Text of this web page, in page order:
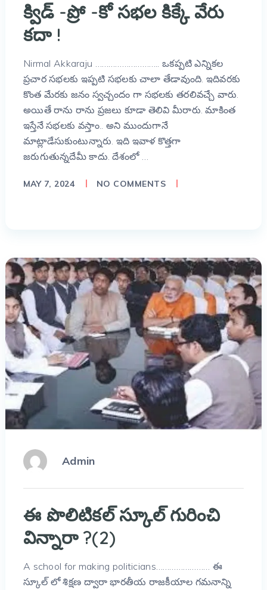
క్విడ్ -ప్రో -కో సభల కిక్కే వేరు
కదా !
Nirmal Akkaraju ……………………….. ఒకప్పటి ఎన్నికల
ప్రచార సభలకు ఇప్పటి సభలకు చాలా తేడావుంది. ఇదివరకు
కొంత మేరకు జనం స్వచ్చందం గా సభలకు తరలివచ్చే వారు.
అయితే రాను రాను ప్రజలు కూడా తెలివి మీరారు. మాకింత
ఇస్తేనే సభలకు వస్తాం.. అని ముందుగానే
మాట్లాడేసుకుంటున్నారు. ఇది ఇవాళ కొత్తగా
జరుగుతున్నదేమీ కాదు. దేశంలో …
MAY 7, 2024 NO COMMENTS
Admin
ఈ పొలిటికల్ స్కూల్ గురించి
విన్నారా ?(2)
A school for making politicians…………………… ఈ
స్కూల్ లో శిక్షణ ద్వారా భారతీయ రాజకీయాల గమనాన్ని